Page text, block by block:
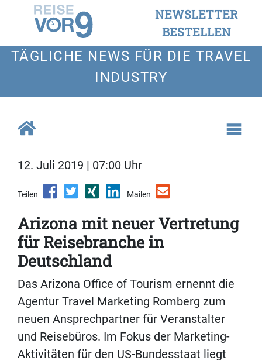
NEWSLETTER
BESTELLEN
TÄGLICHE NEWS FÜR DIE TRAVEL
INDUSTRY
12. Juli 2019 | 07:00 Uhr
Teilen Mailen
Arizona mit neuer Vertretung
für Reisebranche in
Deutschland
Das Arizona Office of Tourism ernennt die
Agentur Travel Marketing Romberg zum
neuen Ansprechpartner für Veranstalter
und Reisebüros. Im Fokus der Marketing-
Aktivitäten für den US-Bundesstaat liegt